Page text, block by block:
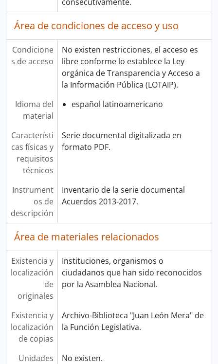
Área de condiciones de acceso y uso
Condicione
s de acceso
No existen restricciones, el acceso es
libre conforme lo establece la Ley
orgánica de Transparencia y Acceso a
la Información Pública (LOTAIP).
Idioma del
material
español latinoamericano
Característi
cas físicas y
requisitos
técnicos
Serie documental digitalizada en
formato PDF.
Instrument
os de
descripción
Inventario de la serie documental
Acuerdos 2013-2017.
Área de materiales relacionados
Existencia y
localización
de
originales
Instituciones, organismos o
ciudadanos que han sido reconocidos
por la Asamblea Nacional.
Existencia y
localización
de copias
Archivo-Biblioteca "Juan León Mera" de
la Función Legislativa.
Unidades
No existen.